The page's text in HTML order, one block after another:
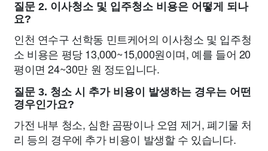
질문 2. 이사청소 및 입주청소 비용은 어떻게 되나
요?
인천 연수구 선학동 민트케어의 이사청소 및 입주청
소 비용은 평당 13,000~15,000원이며, 예를 들어 20
평이면 24~30만 원 정도입니다.
질문 3. 청소 시 추가 비용이 발생하는 경우는 어떤
경우인가요?
가전 내부 청소, 심한 곰팡이나 오염 제거, 폐기물 처
리 등의 경우에 추가 비용이 발생할 수 있습니다.